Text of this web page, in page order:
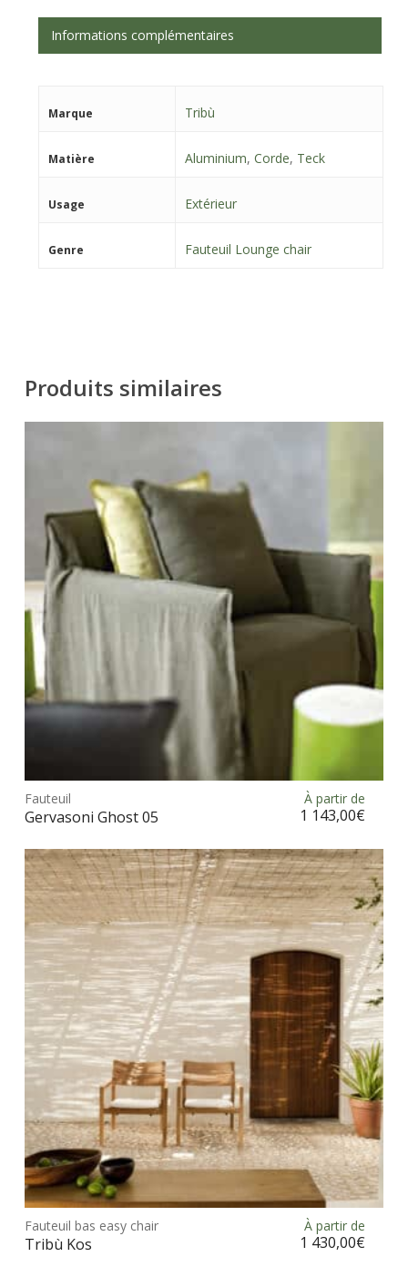
Informations complémentaires
Marque Tribù
Matière Aluminium, Corde, Teck
Usage Extérieur
Genre Fauteuil Lounge chair
Produits similaires
Les
être
sur
la
du
Fauteuil
Gervasoni Ghost 05
À partir de
1 143,00€
Choix des options
Fauteuil bas easy chair
Tribù Kos
À partir de
1 430,00€